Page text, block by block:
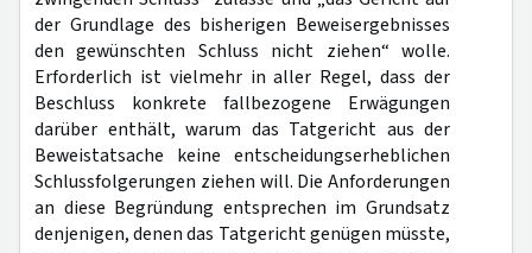
der Grundlage des bisherigen Beweisergebnisses
den gewünschten Schluss nicht ziehen“ wolle.
Erforderlich ist vielmehr in aller Regel, dass der
Beschluss konkrete fallbezogene Erwägungen
darüber enthält, warum das Tatgericht aus der
Beweistatsache keine entscheidungserheblichen
Schlussfolgerungen ziehen will. Die Anforderungen
an diese Begründung entsprechen im Grundsatz
denjenigen, denen das Tatgericht genügen müsste,